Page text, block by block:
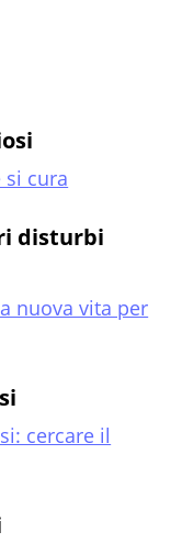
si cura
disturbi
nuova vita per
cercare il